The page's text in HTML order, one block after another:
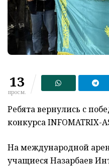
13
просм.
Ребята вернулись с
конкурса INFOMATRIX-
На международной
учащиеся Назарбаев